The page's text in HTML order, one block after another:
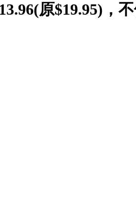
原$19.95)，